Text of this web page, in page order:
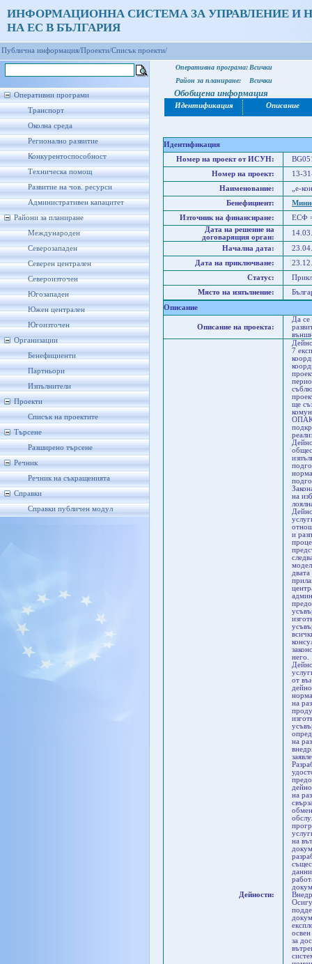
ИНФОРМАЦИОННА СИСТЕМА ЗА УПРАВЛЕНИЕ И
НА ЕС В БЪЛГАРИЯ
Публична информация/Проекти/Списък проекти/
Оперативни програми
Транспорт
Околна среда
Регионално развитие
Конкурентоспособност
Техническа помощ
Развитие на чов. ресурси
Административен капацитет
Райони за планиране
Международен
Северозападен
Северен централен
Североизточен
Югозападен
Южен централен
Югоизточен
Организации
Бенефициенти
Партньори
Изпълнители
Проекти
Списък на проектите
Търсене
Разширено търсене
Речник
Речник на съкращенията
Справки
Справки публичен модул
Оперативна програма: Всички
Район за планиране:
Всички
Обобщена информация
Идентификация Описание
Идентификация
Номер на проект от ИСУН:
Номер на проект:
13-
Наименование:
„е-
Бенефициент:
Източник на финансиране:
ЕСФ
Дата на решение на
договарящия орган:
Начална дата:
Дата на приключване:
Статус:
Място на изпълнение:
Описание
Описание на проекта:
Да се
Дейности:
7
ще
ОПАК.
на
и
него.
от
на
на
на
на
за